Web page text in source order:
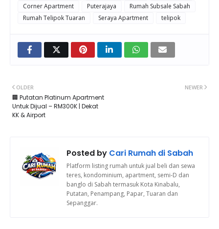
Corner Apartment
Puterajaya
Rumah Subsale Sabah
Rumah Telipok Tuaran
Seraya Apartment telipok
NEWER
OLDER
🏢 Putatan Platinum Apartment
Untuk Dijual – RM300K | Dekat
KK & Airport
Posted by Cari Rumah di Sabah
Platform listing rumah untuk jual beli dan sewa
teres, kondominium, apartment, semi-D dan
banglo di Sabah termasuk Kota Kinabalu,
Putatan, Penampang, Papar, Tuaran dan
Sepanggar.